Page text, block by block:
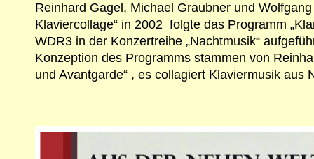
Reinhard Gagel, Michael Graubner und
Klaviercollage“ in 2002 folgte das Programm
WDR3 in der Konzertreihe „Nachtmusik“
Konzeption des Programms stammen von
und Avantgarde“ , es collagiert Klaviermusik